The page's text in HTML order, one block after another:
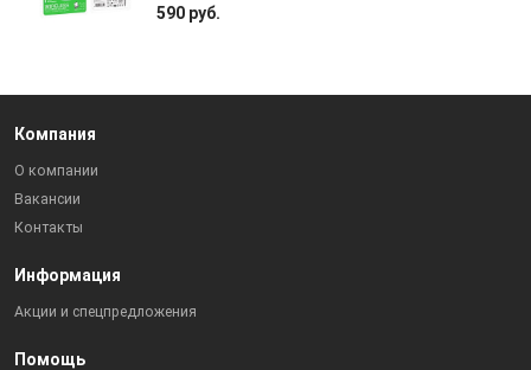
590 руб.
Компания
О компании
Вакансии
Контакты
Информация
Акции и спецпредложения
Помощь